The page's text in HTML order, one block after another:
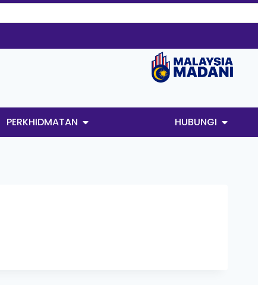
PERKHIDMATAN HUBUNGI